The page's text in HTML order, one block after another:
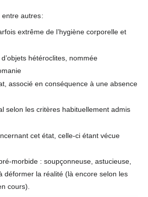
entre autres:
extrême de l’hygiène corporelle et
hétéroclites, nommée
associé en conséquence à une absence
selon les critères habituellement admis
cet état, celle-ci étant vécue
morbide : soupçonneuse, astucieuse,
déformer la réalité (là encore selon les
cours).